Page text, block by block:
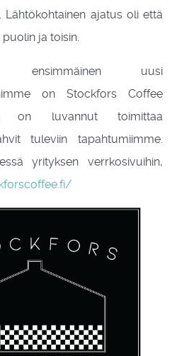
Lähtökohtainen ajatus oli että
ja toisin.
uusi
on Stockfors Coffee
on luvannut toimittaa
tuleviin tapahtumiimme.
yrityksen verrkosivuihin,